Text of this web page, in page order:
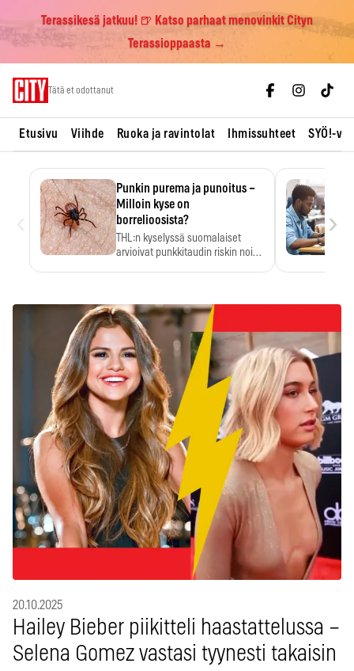
Terassikesä jatkuu! 🍺 Katso parhaat menovinkit Cityn
Terassioppaasta →
Tätä et odottanut
Etusivu Viihde Ruoka ja ravintolat Ihmissuhteet SYÖ!-
Punkin purema ja punoitus –
Milloin kyse on
borrelioosista?
THL:n kyselyssä suomalaiset
arvioivat punkkitaudin riskin noin
›
20.10.2025
Hailey Bieber piikitteli haastattelussa –
Selena Gomez vastasi tyynesti takaisin